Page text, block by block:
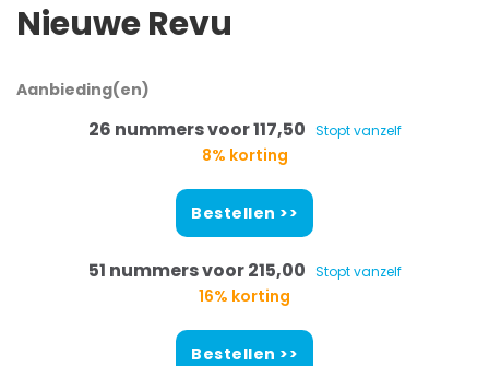
Nieuwe Revu
Aanbieding(en)
26 nummers voor 117,50 Stopt vanzelf
8% korting
Bestellen >>
51 nummers voor 215,00 Stopt vanzelf
16% korting
Bestellen >>